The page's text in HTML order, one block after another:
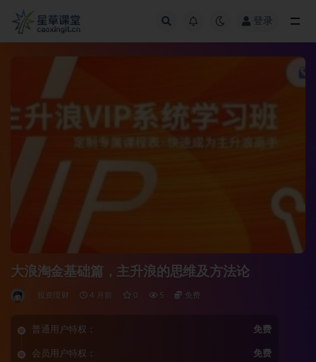
登录
大浪淘金基础篇，主升浪的思维及方法论
投资理财 4 月前 0 5 免费
普通用户特权： 免费
会员用户特权： 免费